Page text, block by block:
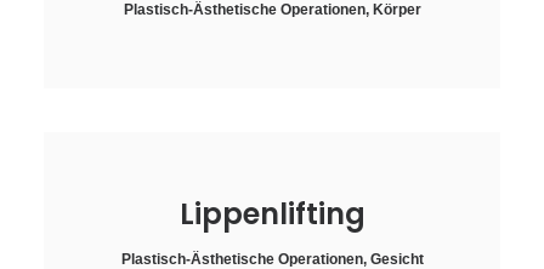
Plastisch-Ästhetische Operationen, Körper
Lippenlifting
Plastisch-Ästhetische Operationen, Gesicht